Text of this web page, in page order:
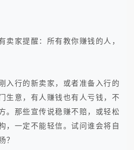
卖家提醒：所有教你赚钱的人，
入行的新卖家，或者准备入行的
生意，有人赚钱也有人亏钱，不
。那些宣传说稳赚不赔，或轻松
，一定不能轻信。试问谁会将自
？